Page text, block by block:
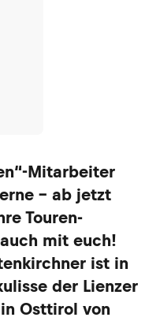
Mitarbeiter
– ab jetzt
Touren-
mit euch!
ist in
der Lienzer
Osttirol von